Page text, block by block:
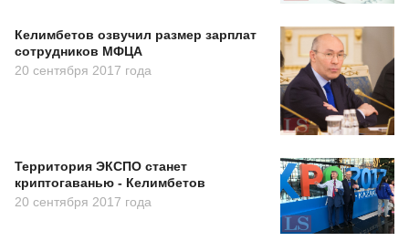
Келимбетов озвучил размер зарплат
сотрудников МФЦА
20 сентября 2017 года
Территория ЭКСПО станет
криптогаванью - Келимбетов
20 сентября 2017 года